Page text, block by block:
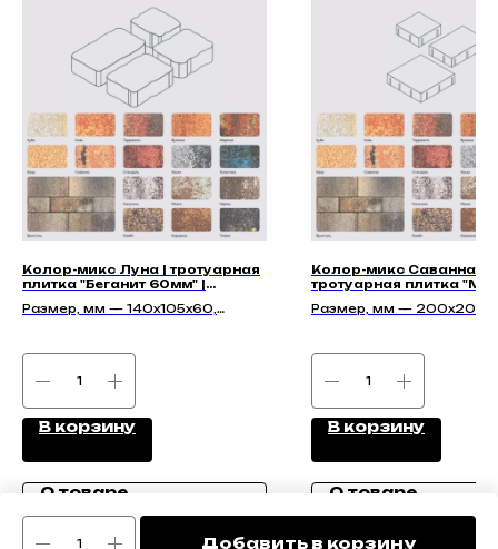
Добавить в корзину
Колор-микс Луна | тротуарная
плитка "Беганит 60мм" |
Размер, мм — 140х105х60,
В корзину
О товаре
Колор-микс Саванна |
тротуарная плитка
Размер, мм —
В корзину
О товаре